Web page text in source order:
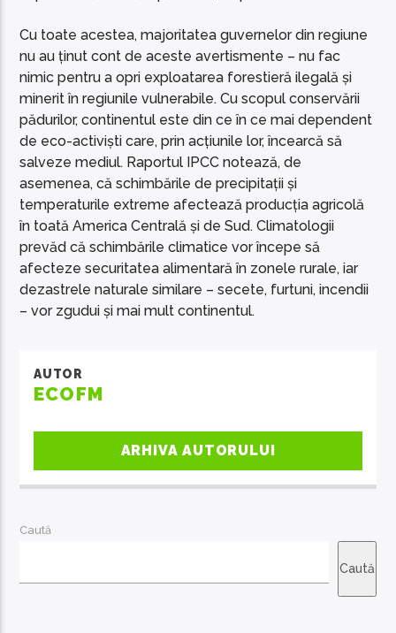
Cu toate acestea, majoritatea guvernelor din regiune
nu au ținut cont de aceste avertismente – nu fac
nimic pentru a opri exploatarea forestieră ilegală și
minerit în regiunile vulnerabile. Cu scopul conservării
pădurilor, continentul este din ce în ce mai dependent
de eco-activiști care, prin acțiunile lor, încearcă să
salveze mediul. Raportul IPCC notează, de
asemenea, că schimbările de precipitații și
temperaturile extreme afectează producția agricolă
în toată America Centrală și de Sud. Climatologii
prevăd că schimbările climatice vor începe să
afecteze securitatea alimentară în zonele rurale, iar
dezastrele naturale similare – secete, furtuni, incendii
– vor zgudui și mai mult continentul.
AUTOR
ECOFM
ARHIVA AUTORULUI
Caută
Caută